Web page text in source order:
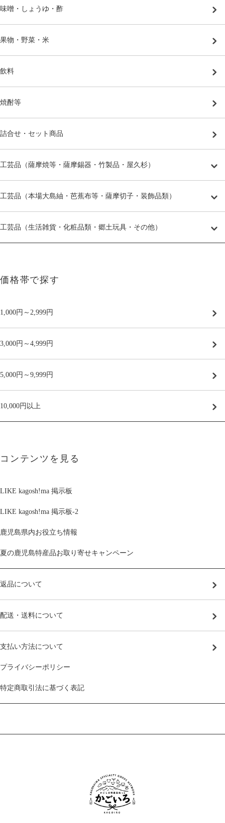
味噌・しょうゆ・酢
果物・野菜・米
飲料
焼酎等
詰合せ・セット商品
工芸品（薩摩焼等・薩摩錫器・竹製品・屋久杉）
工芸品（本場大島紬・芭蕉布等・薩摩切子・装飾品類）
工芸品（生活雑貨・化粧品類・郷土玩具・その他）
価格帯で探す
1,000円～2,999円
3,000円～4,999円
5,000円～9,999円
10,000円以上
コンテンツを見る
LIKE kagosh!ma 掲示板
LIKE kagosh!ma 掲示板-2
鹿児島県内お役立ち情報
夏の鹿児島特産品お取り寄せキャンペーン
返品について
配送・送料について
支払い方法について
プライバシーポリシー
特定商取引法に基づく表記